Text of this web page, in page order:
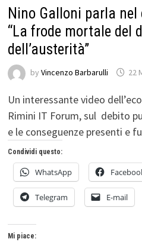
Nino Galloni parla nel
“La frode mortale del
dell’austerità”
by Vincenzo Barbarulli 22
Un interessante video
Rimini IT Forum, sul debito
e le conseguenze presenti e
Condividi questo:
WhatsApp
Telegram E-mail
Mi piace: